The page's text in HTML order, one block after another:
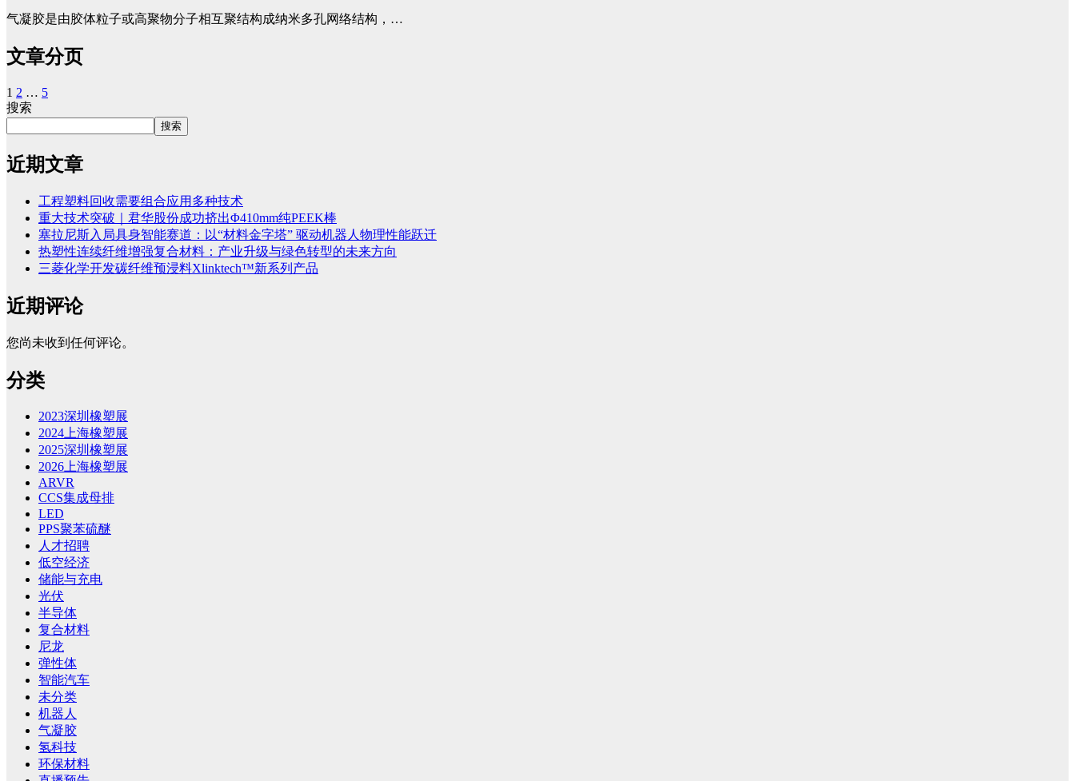
气凝胶是由胶体粒子或高聚物分子相互聚结构成纳米多孔网络结构，…
文章分页
1 2 … 5
搜索
搜索
近期文章
工程塑料回收需要组合应用多种技术
重大技术突破｜君华股份成功挤出Φ410mm纯PEEK棒
塞拉尼斯入局具身智能赛道：以“材料金字塔” 驱动机器人物理性能跃迁
热塑性连续纤维增强复合材料：产业升级与绿色转型的未来方向
三菱化学开发碳纤维预浸料Xlinktech™新系列产品
近期评论
您尚未收到任何评论。
分类
2023深圳橡塑展
2024上海橡塑展
2025深圳橡塑展
2026上海橡塑展
ARVR
CCS集成母排
LED
PPS聚苯硫醚
人才招聘
低空经济
储能与充电
光伏
半导体
复合材料
尼龙
弹性体
智能汽车
未分类
机器人
气凝胶
氢科技
环保材料